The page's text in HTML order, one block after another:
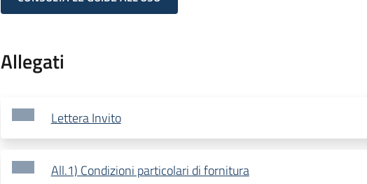
Allegati
Lettera Invito
All.1) Condizioni particolari di fornitura